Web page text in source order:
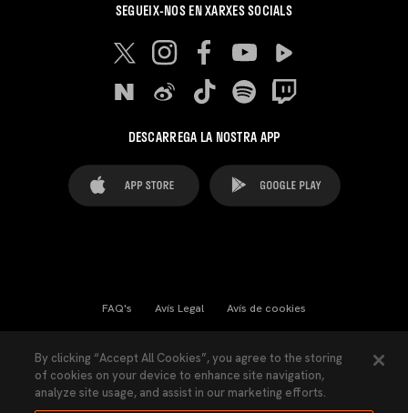
SEGUEIX-NOS EN XARXES SOCIALS
DESCARREGA LA NOSTRA APP
FAQ's Avís Legal Avís de cookies
Llei de Transparència Política de Privacitat
By clicking “Accept All Cookies”, you agree to the storing
of cookies on your device to enhance site navigation,
analyze site usage, and assist in our marketing efforts.